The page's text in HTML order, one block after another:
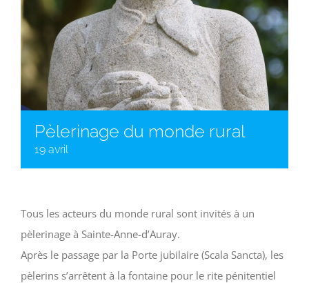
Pèlerinage du monde rural
19 avril
Tous les acteurs du monde rural sont invités à un
pèlerinage à Sainte-Anne-d’Auray.
Après le passage par la Porte jubilaire (Scala Sancta), les
pèlerins s’arrêtent à la fontaine pour le rite pénitentiel